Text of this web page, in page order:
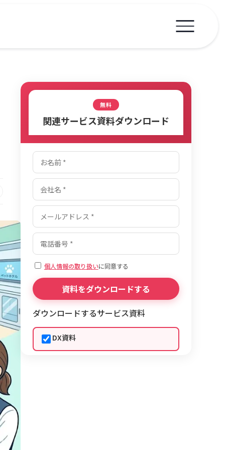
無料
関連サービス資料ダウンロード
個人情報の取り扱いに同意する
ダウンロードするサービス資料
DX資料